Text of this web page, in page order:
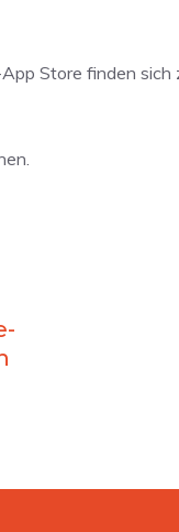
Store finden sich